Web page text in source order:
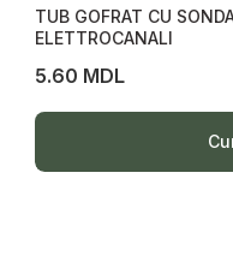
TUB GOFRAT CU
ELETTROCANALI
5.60 MDL